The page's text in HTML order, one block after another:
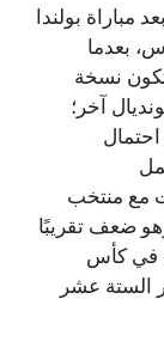
مباراة بولندا
المونديال في 31 مارس، بعدما
نسخة
آخر؛
إلى احتمال
مع منتخب
وسجل 89 هدفًا، وهو ضعف تقريبًا
في كأس
الستة عشر